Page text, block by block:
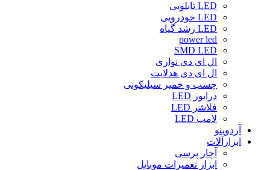
LED تابلویی
LED خودرویی
LED رشد گیاه
power led
SMD LED
ال ای دی نواری
ال ای دی هدلایت
چسب و خمیر سیلیکونی
درایور LED
فلاشر LED
لامپ LED
آردوینو
ابزارآلات
آچار پرسی
ابزار تعمیرات موبایل